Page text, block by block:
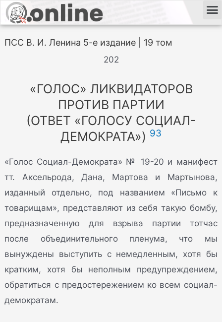
ПСС В. И. Ленина 5-е издание | 19 том
202
«ГОЛОС» ЛИКВИДАТОРОВ
ПРОТИВ ПАРТИИ
(ОТВЕТ «ГОЛОСУ СОЦИАЛ-
ДЕМОКРАТА») 93
«Голос Социал-Демократа» № 19-20 и манифест
тт. Аксельрода, Дана, Мартова и Мартынова,
изданный отдельно, под названием «Письмо к
товарищам», представляют из себя такую бомбу,
предназначенную для взрыва партии тотчас
после объединительного пленума, что мы
вынуждены выступить с немедленным, хотя бы
кратким, хотя бы неполным предупреждением,
обратиться с предостережением ко всем социал-
демократам.